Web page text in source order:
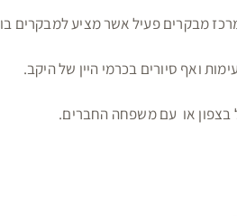
מבקרים פעיל אשר מציע למבקרים בו
ואף סיורים בכרמי היין של היקב.
בצפון או עם משפחה החברים.